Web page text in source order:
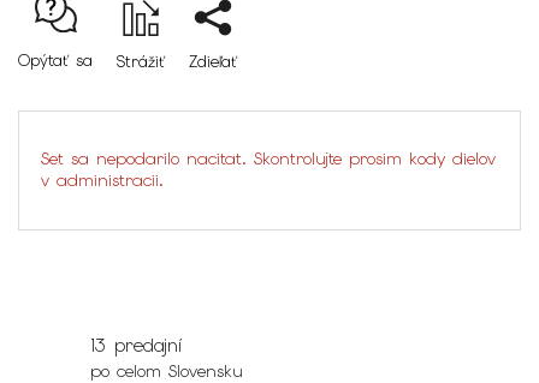
Opýtať sa Strážiť Zdieľať
Set sa nepodarilo nacitat. Skontrolujte prosim kody dielov
v administracii.
13 predajní
po celom Slovensku